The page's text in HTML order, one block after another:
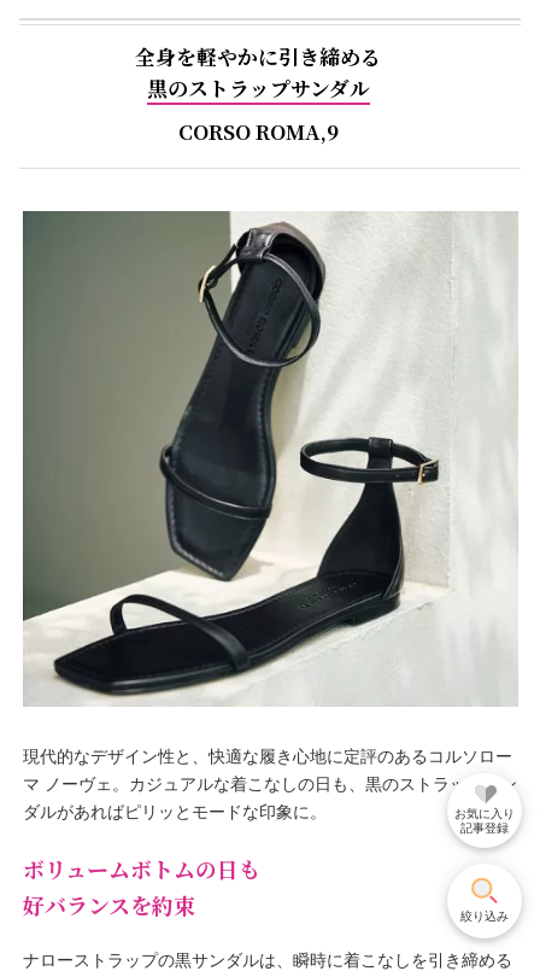
全身を軽やかに引き締める
黒のストラップサンダル
CORSO ROMA,9
現代的なデザイン性と、快適な履き心地に定評のあるコルソロー
マ ノーヴェ。カジュアルな着こなしの日も、黒のストラップサン
ダルがあればピリッとモードな印象に。
ボリュームボトムの日も
好バランスを約束
ナローストラップの黒サンダルは、瞬時に着こなしを引き締める
お気に入り
記事登録
絞り込み